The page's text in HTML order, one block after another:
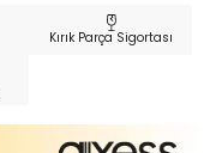
Kırık Parça Sigortası